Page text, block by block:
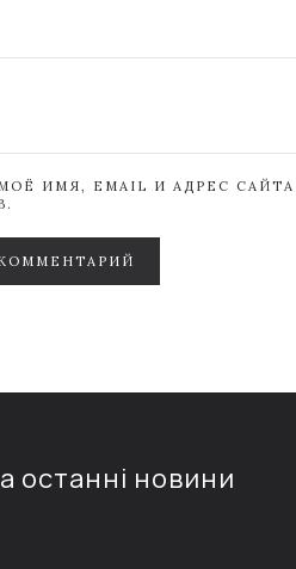
ИМЯ, EMAIL И АДРЕС
останні новини